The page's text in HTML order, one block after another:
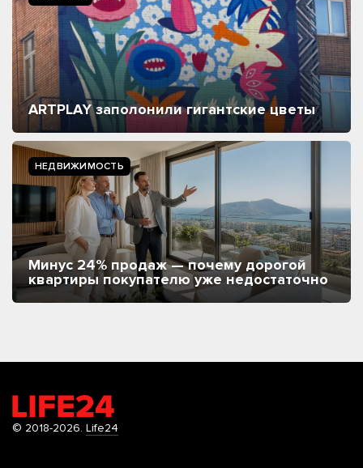
ARTPLAY заполонили гигантские цветы
НЕДВИЖИМОСТЬ
Минус 24% продаж — почему дорогой
квартиры покупателю уже недостаточно
© 2018-2026. Life24